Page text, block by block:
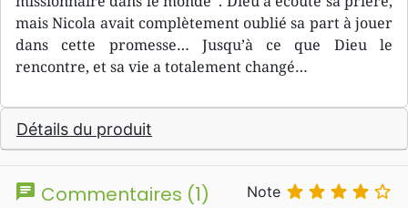
mais Nicola avait complètement oublié sa part à jouer
dans cette promesse… Jusqu’à ce que Dieu le
rencontre, et sa vie a totalement changé…
Détails du produit
chat Commentaires (1) Note     